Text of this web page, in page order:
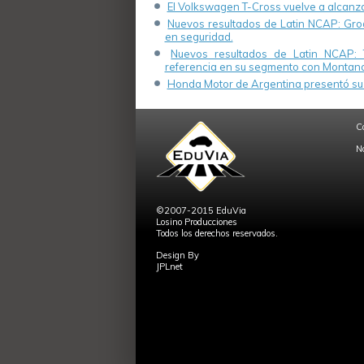
El Volkswagen T-Cross vuelve a
Nuevos resultados de Latin NCAP:
en seguridad.
Nuevos resultados de Latin
referencia en su segmento con
Honda Motor de Argentina presentó
©2007-2015 EduVia
Losino Producciones
Todos los derechos reservados.
Design By
JPLnet